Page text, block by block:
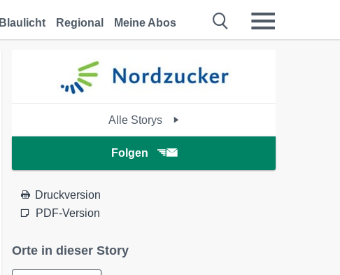
Blaulicht Regional Meine Abos
Alle Storys
Folgen
Druckversion
PDF-Version
Orte in dieser Story